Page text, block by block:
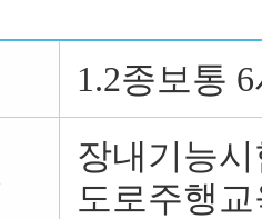
1.2종보통
장내기능
도로주행